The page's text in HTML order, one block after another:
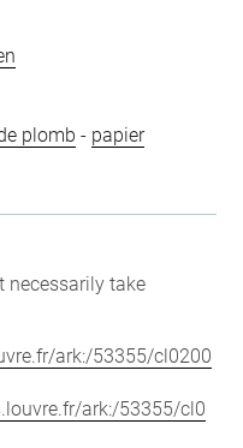
plomb - papier
necessarily take
ark:/53355/cl0200
ark:/53355/cl0